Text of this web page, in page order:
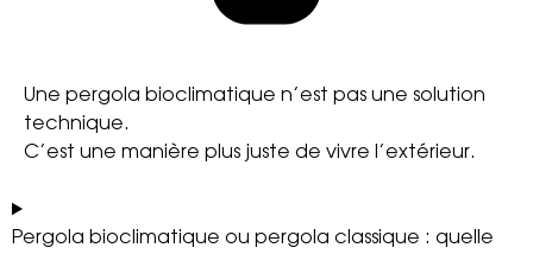
Une pergola bioclimatique n’est pas une solution
technique.
C’est une manière plus juste de vivre l’extérieur.
Pergola bioclimatique ou pergola classique : quelle